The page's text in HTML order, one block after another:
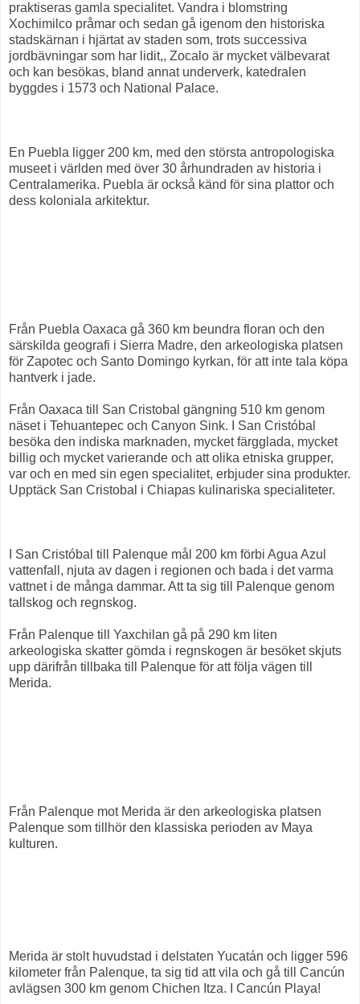
praktiseras gamla specialitet. Vandra i blomstring
Xochimilco pråmar och sedan gå igenom den historiska
stadskärnan i hjärtat av staden som, trots successiva
jordbävningar som har lidit,, Zocalo är mycket välbevarat
och kan besökas, bland annat underverk, katedralen
byggdes i 1573 och National Palace.
En Puebla ligger 200 km, med den största antropologiska
museet i världen med över 30 århundraden av historia i
Centralamerika. Puebla är också känd för sina plattor och
dess koloniala arkitektur.
Från Puebla Oaxaca gå 360 km beundra floran och den
särskilda geografi i Sierra Madre, den arkeologiska platsen
för Zapotec och Santo Domingo kyrkan, för att inte tala köpa
hantverk i jade.
Från Oaxaca till San Cristobal gängning 510 km genom
näset i Tehuantepec och Canyon Sink. I San Cristóbal
besöka den indiska marknaden, mycket färgglada, mycket
billig och mycket varierande och att olika etniska grupper,
var och en med sin egen specialitet, erbjuder sina produkter.
Upptäck San Cristobal i Chiapas kulinariska specialiteter.
I San Cristóbal till Palenque mål 200 km förbi Agua Azul
vattenfall, njuta av dagen i regionen och bada i det varma
vattnet i de många dammar. Att ta sig till Palenque genom
tallskog och regnskog.
Från Palenque till Yaxchilan gå på 290 km liten
arkeologiska skatter gömda i regnskogen är besöket skjuts
upp därifrån tillbaka till Palenque för att följa vägen till
Merida.
Från Palenque mot Merida är den arkeologiska platsen
Palenque som tillhör den klassiska perioden av Maya
kulturen.
Merida är stolt huvudstad i delstaten Yucatán och ligger 596
kilometer från Palenque, ta sig tid att vila och gå till Cancún
avlägsen 300 km genom Chichen Itza. I Cancún Playa!